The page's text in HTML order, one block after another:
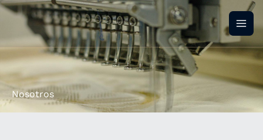
Ir
contenido
Nosotros